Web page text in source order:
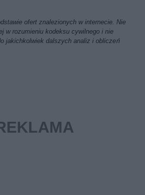
ofert znalezionych w internecie. Nie
w rozumieniu kodeksu cywilnego i nie
jakichkolwiek dalszych analiz i obliczeń